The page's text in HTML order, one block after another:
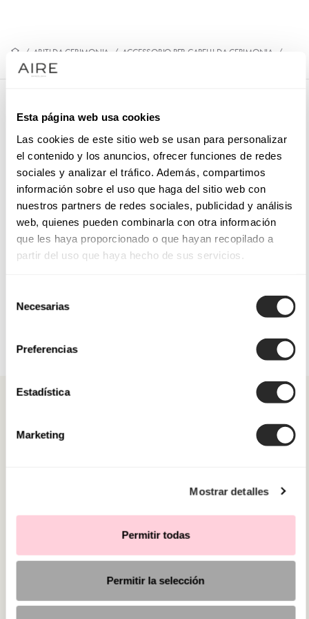
Esta página web usa cookies
Las cookies de este sitio web se usan para personalizar
el contenido y los anuncios, ofrecer funciones de redes
sociales y analizar el tráfico. Además, compartimos
información sobre el uso que haga del sitio web con
nuestros partners de redes sociales, publicidad y análisis
web, quienes pueden combinarla con otra información
que les haya proporcionado o que hayan recopilado a
partir del uso que haya hecho de sus servicios.
Necesarias
Preferencias
Estadística
Marketing
Mostrar detalles
Permitir todas
Permitir la selección
/ ABITI DA CERIMONIA / ACCESSORIO PER CAPELLI DA CERIMONIA
/
9QT26TOC00
Copricapo da cerimonia. Fiore decorativo.
PRENOTA UN APPUNTAMENTO
HAI BISOGNO DI AIUTO?